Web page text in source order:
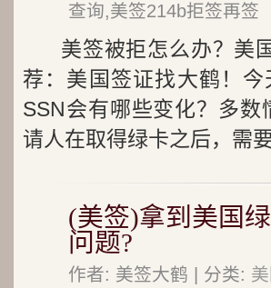
查询,美签214b拒签再签
美签被拒怎么办？美
荐：美国签证找大鹤！
SSN会有哪些变化？多
请人在取得绿卡之后，需
(美签)拿到美国
问题?
作者: 美签大鹤 | 分类: